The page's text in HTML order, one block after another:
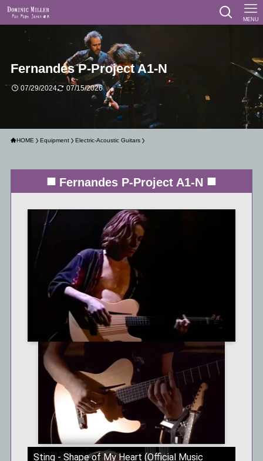
MENU
Fernandes P-Project A1-N
07/29/2024 07/15/2026
HOME Equipment Electric-Acoustic Guitars
■ Fernandes P-Project A1-N ■
Sting - Shape of My Heart (Official Music